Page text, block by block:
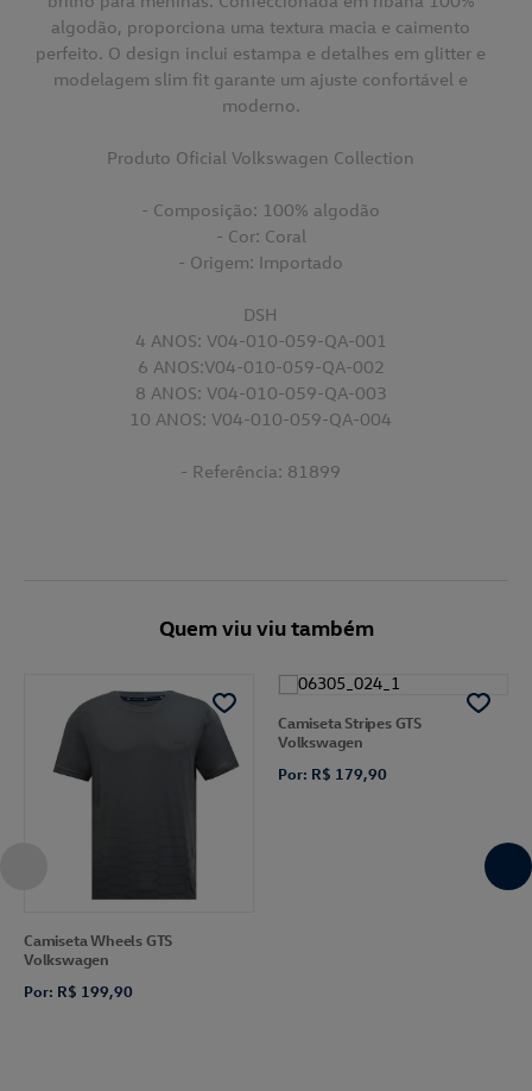
algodão, proporciona uma textura macia e caimento
perfeito. O design inclui estampa e detalhes em glitter e
modelagem slim fit garante um ajuste confortável e
moderno.
Produto Oficial Volkswagen Collection
- Composição: 100% algodão
- Cor: Coral
- Origem: Importado
DSH
4 ANOS: V04-010-059-QA-001
6 ANOS:V04-010-059-QA-002
8 ANOS: V04-010-059-QA-003
10 ANOS: V04-010-059-QA-004
- Referência: 81899
Quem viu viu também
Camiseta Wheels GTS
Volkswagen
Por: R$ 199,90
Camiseta Stripes GTS
Volkswagen
Por: R$ 179,90